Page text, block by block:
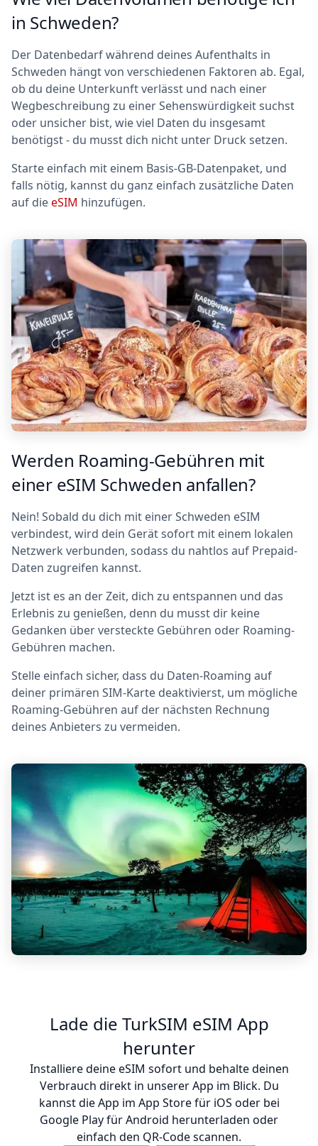
in Schweden?
Der Datenbedarf während deines Aufenthalts in
Schweden hängt von verschiedenen Faktoren ab. Egal,
ob du deine Unterkunft verlässt und nach einer
Wegbeschreibung zu einer Sehenswürdigkeit suchst
oder unsicher bist, wie viel Daten du insgesamt
benötigst - du musst dich nicht unter Druck setzen.
Starte einfach mit einem Basis-GB-Datenpaket, und
falls nötig, kannst du ganz einfach zusätzliche Daten
auf dieeSIM hinzufügen.
Werden Roaming-Gebühren mit
einer eSIM Schweden anfallen?
Nein! Sobald du dich mit einer Schweden eSIM
verbindest, wird dein Gerät sofort mit einem lokalen
Netzwerk verbunden, sodass du nahtlos auf Prepaid-
Daten zugreifen kannst.
Jetzt ist es an der Zeit, dich zu entspannen und das
Erlebnis zu genießen, denn du musst dir keine
Gedanken über versteckte Gebühren oder Roaming-
Gebühren machen.
Stelle einfach sicher, dass du Daten-Roaming auf
deiner primären SIM-Karte deaktivierst, um mögliche
Roaming-Gebühren auf der nächsten Rechnung
deines Anbieters zu vermeiden.
Lade die TurkSIM eSIM App
herunter
Installiere deine eSIM sofort und behalte deinen
Verbrauch direkt in unserer App im Blick. Du
kannst die App im App Store für iOS oder bei
Google Play für Android herunterladen oder
einfach den QR-Code scannen.